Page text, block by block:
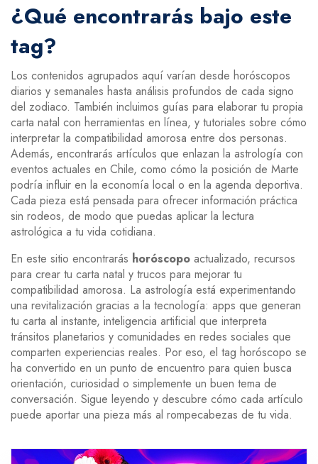
¿Qué encontrarás bajo este
tag?
Los contenidos agrupados aquí varían desde horóscopos
diarios y semanales hasta análisis profundos de cada signo
del zodiaco. También incluimos guías para elaborar tu propia
carta natal con herramientas en línea, y tutoriales sobre cómo
interpretar la compatibilidad amorosa entre dos personas.
Además, encontrarás artículos que enlazan la astrología con
eventos actuales en Chile, como cómo la posición de Marte
podría influir en la economía local o en la agenda deportiva.
Cada pieza está pensada para ofrecer información práctica
sin rodeos, de modo que puedas aplicar la lectura
astrológica a tu vida cotidiana.
En este sitio encontrarás horóscopo actualizado, recursos
para crear tu carta natal y trucos para mejorar tu
compatibilidad amorosa. La astrología está experimentando
una revitalización gracias a la tecnología: apps que generan
tu carta al instante, inteligencia artificial que interpreta
tránsitos planetarios y comunidades en redes sociales que
comparten experiencias reales. Por eso, el tag horóscopo se
ha convertido en un punto de encuentro para quien busca
orientación, curiosidad o simplemente un buen tema de
conversación. Sigue leyendo y descubre cómo cada artículo
puede aportar una pieza más al rompecabezas de tu vida.